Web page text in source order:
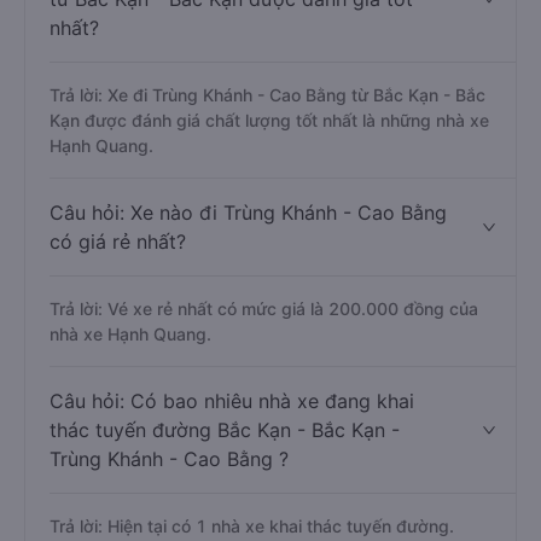
nhất?
Trả lời: Xe đi Trùng Khánh - Cao Bằng từ Bắc Kạn - Bắc
Kạn được đánh giá chất lượng tốt nhất là những nhà xe
Hạnh Quang.
Câu hỏi: Xe nào đi Trùng Khánh - Cao Bằng
có giá rẻ nhất?
Trả lời: Vé xe rẻ nhất có mức giá là 200.000 đồng của
nhà xe Hạnh Quang.
Câu hỏi: Có bao nhiêu nhà xe đang khai
thác tuyến đường Bắc Kạn - Bắc Kạn -
Trùng Khánh - Cao Bằng ?
Trả lời: Hiện tại có 1 nhà xe khai thác tuyến đường.